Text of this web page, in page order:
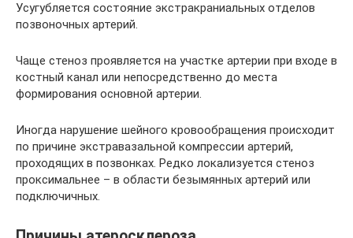
Усугубляется состояние экстракраниальных отделов
позвоночных артерий.
Чаще стеноз проявляется на участке артерии при входе в
костный канал или непосредственно до места
формирования основной артерии.
Иногда нарушение шейного кровообращения происходит
по причине экстравазальной компрессии артерий,
проходящих в позвонках. Редко локализуется стеноз
проксимальнее – в области безымянных артерий или
подключичных.